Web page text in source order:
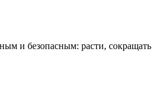
и безопасным: расти, cокращать